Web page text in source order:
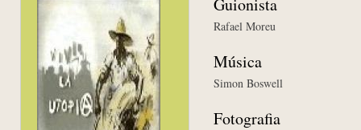
Rafael Moreu
Música
Simon Boswell
Fotografia